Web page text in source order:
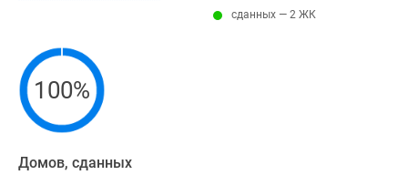
сданных — 2 ЖК
100%
Домов, сданных